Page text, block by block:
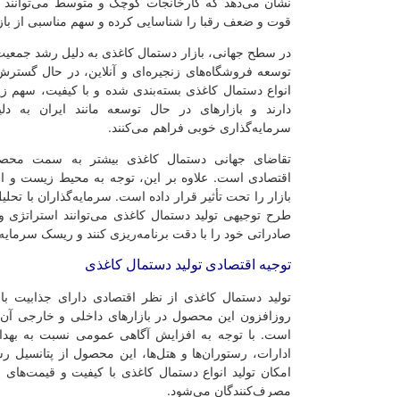
قوت و ضعف رقبا را شناسایی کرده و سهم مناسبی از
در سطح جهانی، بازار دستمال کاغذی به دلیل رشد
توسعه فروشگاه‌های زنجیره‌ای و آنلاین، در حال
انواع دستمال کاغذی بسته‌بندی شده و با کیفیت، سهم
دارند و بازارهای در حال توسعه مانند ایران به
سرمایه‌گذاری خوبی فراهم می‌کنند.
تقاضای جهانی دستمال کاغذی بیشتر به سمت
اقتصادی است. علاوه بر این، توجه به محیط زیست و
بازار را تحت تأثیر قرار داده است. سرمایه‌گذاران با
طرح توجیهی تولید دستمال کاغذی می‌توانند استراتژی
صادراتی خود را با دقت برنامه‌ریزی کنند و ریسک
توجیه اقتصادی تولید دستمال کاغذی
تولید دستمال کاغذی از نظر اقتصادی دارای جذابیت
روزافزون این محصول در بازارهای داخلی و خارجی
است. با توجه به افزایش آگاهی عمومی نسبت به
ادارات، رستوران‌ها و هتل‌ها، این محصول از پتانسیل
امکان تولید انواع دستمال کاغذی با کیفیت و
مصرف‌کنندگان می‌شود.